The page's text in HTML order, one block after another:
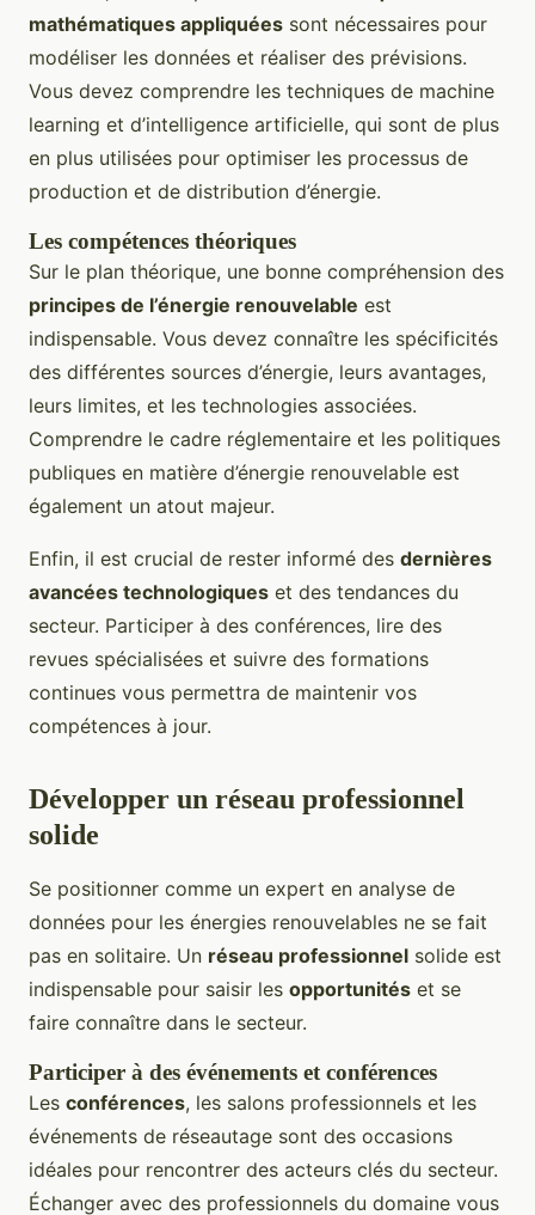
mathématiques appliquées sont nécessaires pour
modéliser les données et réaliser des prévisions.
Vous devez comprendre les techniques de machine
learning et d’intelligence artificielle, qui sont de plus
en plus utilisées pour optimiser les processus de
production et de distribution d’énergie.
Les compétences théoriques
Sur le plan théorique, une bonne compréhension des
principes de l’énergie renouvelable est
indispensable. Vous devez connaître les spécificités
des différentes sources d’énergie, leurs avantages,
leurs limites, et les technologies associées.
Comprendre le cadre réglementaire et les politiques
publiques en matière d’énergie renouvelable est
également un atout majeur.
Enfin, il est crucial de rester informé des dernières
avancées technologiques et des tendances du
secteur. Participer à des conférences, lire des
revues spécialisées et suivre des formations
continues vous permettra de maintenir vos
compétences à jour.
Développer un réseau professionnel
solide
Se positionner comme un expert en analyse de
données pour les énergies renouvelables ne se fait
pas en solitaire. Un réseau professionnel solide est
indispensable pour saisir les opportunités et se
faire connaître dans le secteur.
Participer à des événements et conférences
Les conférences, les salons professionnels et les
événements de réseautage sont des occasions
idéales pour rencontrer des acteurs clés du secteur.
Échanger avec des professionnels du domaine vous